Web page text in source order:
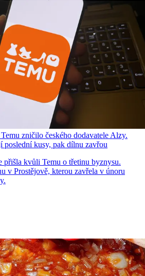
zničilo českého dodavatele Alzy.
poslední kusy, pak dílnu zavřou
kvůli Temu o třetinu byznysu.
v Prostějově, kterou zavřela v únoru